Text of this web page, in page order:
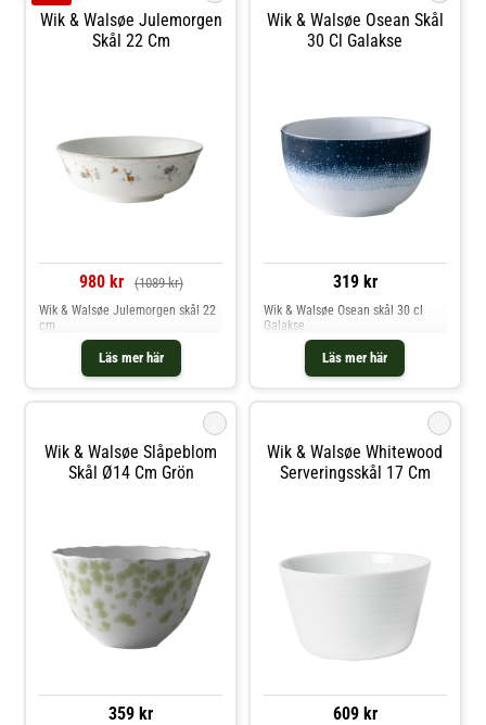
andra produkter från samma
kollektion. Om skålen från Wik &
Walsøe- Inspiration från naturen.-
Från serien Slåpeblom. Skötselråd
för skålen- Tål diskmaskin. Shoppa
Serveringsskålar och mer Skålar &
Uppläggningsfat hos Royal Design.
Wik & Walsøe Julemorgen
Skål 22 Cm
980 kr (1089 kr)
Läs mer här
Wik & Walsøe Julemorgen skål 22
cm
Wik & Walsøe Osean Skål
30 Cl Galakse
319 kr
Läs mer här
Wik & Walsøe Osean skål 30 cl
Galakse
Wik & Walsøe Slåpeblom
Skål Ø14 Cm Grön
359 kr
Wik & Walsøe Whitewood
Serveringsskål 17 Cm
609 kr